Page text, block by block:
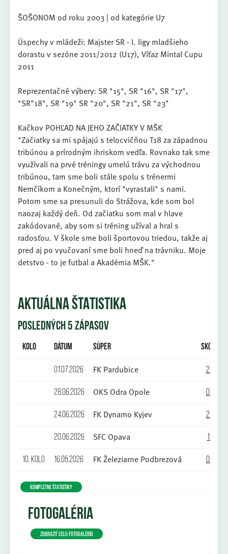
ŠOŠONOM od roku 2003 | od kategórie U7
Úspechy v mládeži: Majster SR - I. ligy mladšieho
dorastu v sezóne 2011/2012 (U17), Víťaz Mintal Cupu
2011
Reprezentačné výbery: SR "15", SR "16", SR "17",
"SR"18", SR "19" SR "20", SR "21", SR "23"
Kačkov POHĽAD NA JEHO ZAČIATKY V MŠK
"Začiatky sa mi spájajú s telocvičňou T18 za západnou
tribúnou a prírodným ihriskom vedľa. Rovnako tak sme
využívali na prvé tréningy umelú trávu za východnou
tribúnou, tam sme boli stále spolu s trénermi
Nemčíkom a Konečným, ktorí "vyrastali" s nami.
Potom sme sa presunuli do Strážova, kde som bol
naozaj každý deň. Od začiatku som mal v hlave
zakódované, aby som si tréning užíval a hral s
radosťou. V škole sme boli športovou triedou, takže aj
pred aj po vyučovaní sme boli hneď na trávniku. Moje
detstvo - to je futbal a Akadémia MŠK."
AKTUÁLNA ŠTATISTIKA
POSLEDNÝCH 5 ZÁPASOV
Kolo Dátum Súper Skóre
01.07.2026 FK Pardubice 2:2
28.06.2026 OKS Odra Opole 0:0
24.06.2026 FK Dynamo Kyjev 2:0
20.06.2026 SFC Opava 1:1
10. kolo 16.05.2026 FK Železiarne Podbrezová 0:2
KOMPLETNÉ ŠTATISTIKY
FOTOGALÉRIA
Zobraziť celú fotogalériu